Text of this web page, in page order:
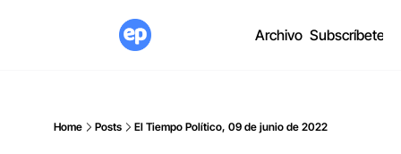
Archivo Subscríbete
Home Posts El Tiempo Político, 09 de junio de 2022